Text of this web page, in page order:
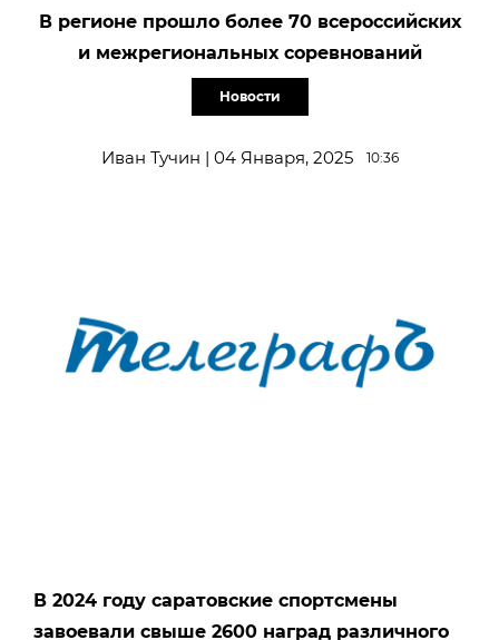
В регионе прошло более 70 всероссийских
и межрегиональных соревнований
Новости
Иван Тучин | 04 Января, 2025 10:36
В 2024 году саратовские спортсмены
завоевали свыше 2600 наград различного